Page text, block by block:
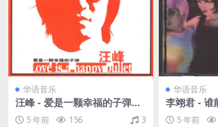
华语音乐
汪峰 - 爱是一颗幸福的子弹
（2002/FLAC/分轨/366M）
5 年前 156 3
华语音乐
李翊君 - 谁
96/5 年前